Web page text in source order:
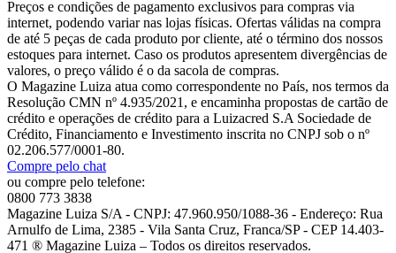
Preços e condições de pagamento exclusivos para compras via
internet, podendo variar nas lojas físicas. Ofertas válidas na compra
de até 5 peças de cada produto por cliente, até o término dos nossos
estoques para internet. Caso os produtos apresentem divergências de
valores, o preço válido é o da sacola de compras.
O Magazine Luiza atua como correspondente no País, nos termos da
Resolução CMN nº 4.935/2021, e encaminha propostas de cartão de
crédito e operações de crédito para a Luizacred S.A Sociedade de
Crédito, Financiamento e Investimento inscrita no CNPJ sob o nº
02.206.577/0001-80.
Compre pelo chat
ou compre pelo telefone:
0800 773 3838
Magazine Luiza S/A - CNPJ: 47.960.950/1088-36 - Endereço: Rua
Arnulfo de Lima, 2385 - Vila Santa Cruz, Franca/SP - CEP 14.403-
471 ® Magazine Luiza – Todos os direitos reservados.